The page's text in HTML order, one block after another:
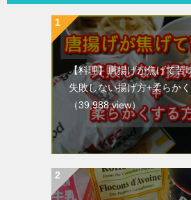
【料理】唐揚げが焦げて苦
失敗しない揚げ方+柔らか
（39,988 view）